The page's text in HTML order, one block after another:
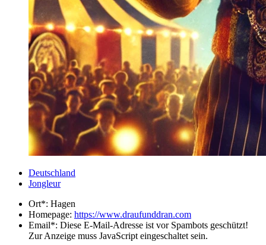
Deutschland
Jongleur
Ort*: Hagen
Homepage: https://www.draufunddran.com
Email*: Diese E-Mail-Adresse ist vor Spambots geschützt!
Zur Anzeige muss JavaScript eingeschaltet sein.